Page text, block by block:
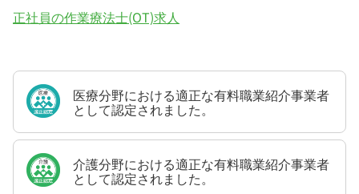
正社員の作業療法士(OT)求人
医療分野における適正な有料職業紹介事業者
として認定されました。
介護分野における適正な有料職業紹介事業者
として認定されました。